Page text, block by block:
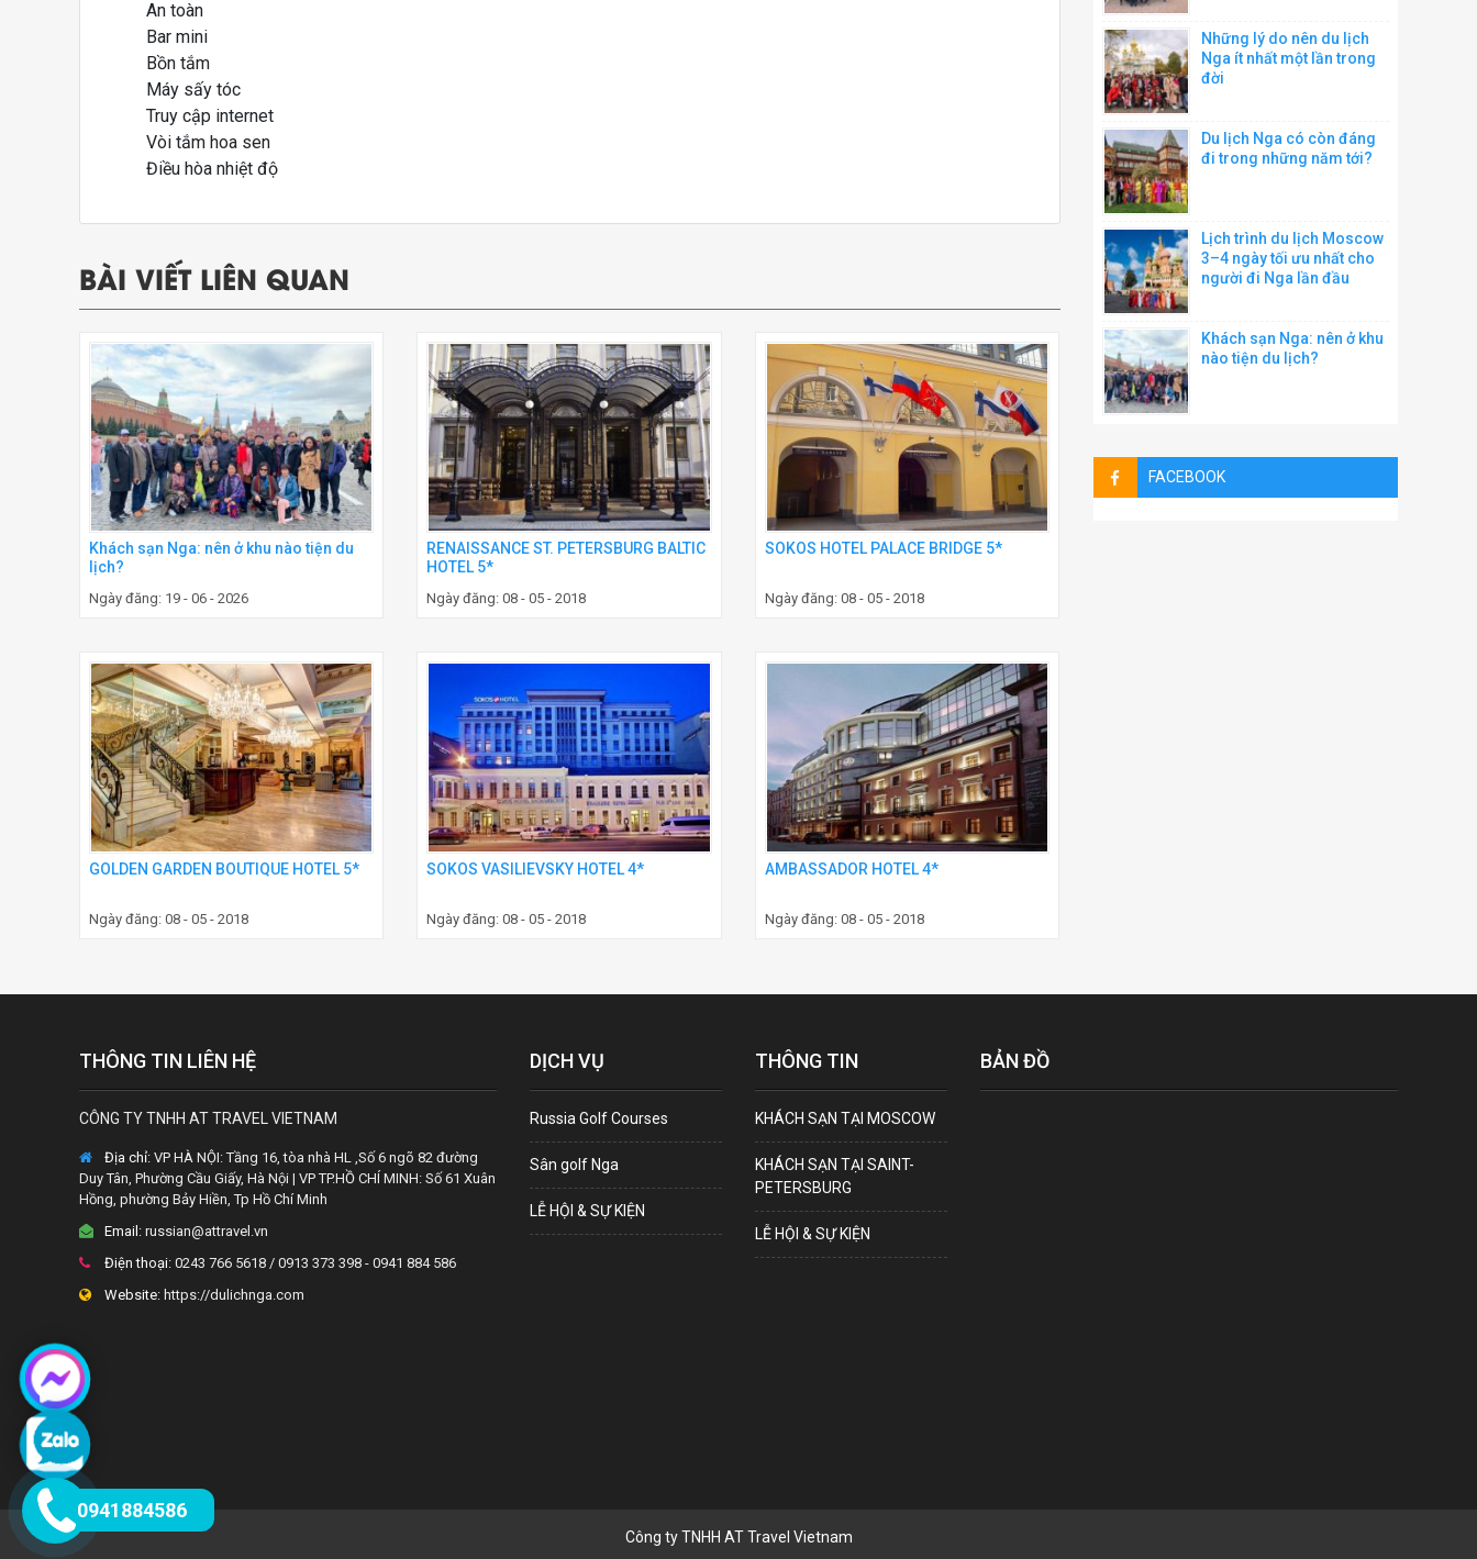
An toàn
Bar mini
Bồn tắm
Máy sấy tóc
Truy cập internet
Vòi tắm hoa sen
Điều hòa nhiệt độ
BÀI VIẾT LIÊN QUAN
Khách sạn Nga: nên ở khu nào tiện du
lịch?
Ngày đăng: 19 - 06 - 2026
RENAISSANCE ST. PETERSBURG BALTIC
HOTEL 5*
Ngày đăng: 08 - 05 - 2018
SOKOS HOTEL PALACE BRIDGE 5*
Ngày đăng: 08 - 05 - 2018
GOLDEN GARDEN BOUTIQUE HOTEL 5*
Ngày đăng: 08 - 05 - 2018
SOKOS VASILIEVSKY HOTEL 4*
Ngày đăng: 08 - 05 - 2018
AMBASSADOR HOTEL 4*
Ngày đăng: 08 - 05 - 2018
Những lý do nên du lịch
Nga ít nhất một lần trong
đời
Du lịch Nga có còn đáng
đi trong những năm tới?
Lịch trình du lịch Moscow
3–4 ngày tối ưu nhất cho
người đi Nga lần đầu
Khách sạn Nga: nên ở khu
nào tiện du lịch?
FACEBOOK
THÔNG TIN LIÊN HỆ
CÔNG TY TNHH AT TRAVEL VIETNAM
Địa chỉ: VP HÀ NỘI: Tầng 16, tòa nhà HL ,Số 6 ngõ 82 đường
Duy Tân, Phường Cầu Giấy, Hà Nội | VP TP.HỒ CHÍ MINH: Số 61 Xuân
Hồng, phường Bảy Hiền, Tp Hồ Chí Minh
Email: russian@attravel.vn
Điện thoại: 0243 766 5618 / 0913 373 398 - 0941 884 586
Website: https://dulichnga.com
DỊCH VỤ
Russia Golf Courses
Sân golf Nga
LỄ HỘI & SỰ KIỆN
THÔNG TIN
KHÁCH SẠN TẠI MOSCOW
KHÁCH SẠN TẠI SAINT-
PETERSBURG
LỄ HỘI & SỰ KIỆN
BẢN ĐỒ
Công ty TNHH AT Travel Vietnam
0941884586